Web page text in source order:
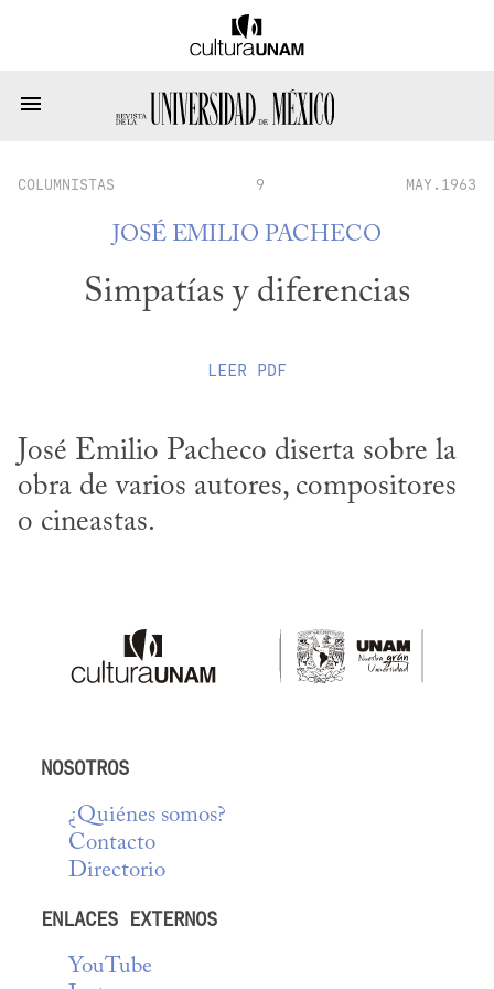
COLUMNISTAS 9 MAY.1963
JOSÉ EMILIO PACHECO
Simpatías y diferencias
LEER PDF
José Emilio Pacheco diserta sobre la
obra de varios autores, compositores
o cineastas.
NOSOTROS
¿Quiénes somos?
Contacto
Directorio
ENLACES EXTERNOS
YouTube